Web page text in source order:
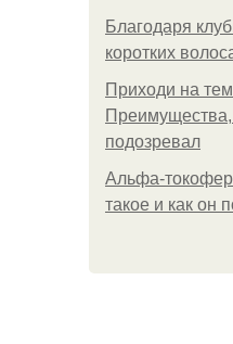
Благодаря
коротких
Приходи на
подозревал
Альфа-
такое и как он